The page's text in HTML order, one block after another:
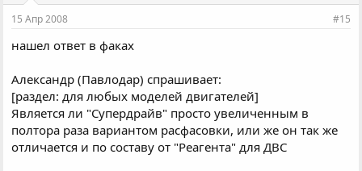
15 Апр 2008 #15
нашел ответ в факах
Александр (Павлодар) спрашивает:
[раздел: для любых моделей двигателей]
Является ли "Супердрайв" просто увеличенным в
полтора раза вариантом расфасовки, или же он так же
отличается и по составу от "Реагента" для ДВС